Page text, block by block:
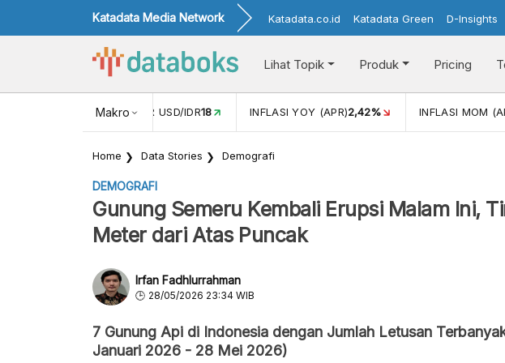
Katadata Media Network Katadata.co.id Katadata Green D-Insights
Lihat Topik Produk Pricing
Makro
NILAI TUKAR USD/IDR18 INFLASI YOY (APR)2,42% INFLASI MOM
Home Data Stories Demografi
DEMOGRAFI
Gunung Semeru Kembali Erupsi Malam Ini,
Meter dari Atas Puncak
Irfan Fadhlurrahman
28/05/2026 23:34 WIB
7 Gunung Api di Indonesia dengan Jumlah Letusan
Januari 2026 - 28 Mei 2026)